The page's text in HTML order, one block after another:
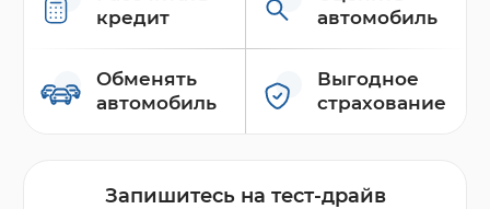
кредит
автомобиль
Обменять
автомобиль
Выгодное
страхование
Запишитесь на тест-драйв